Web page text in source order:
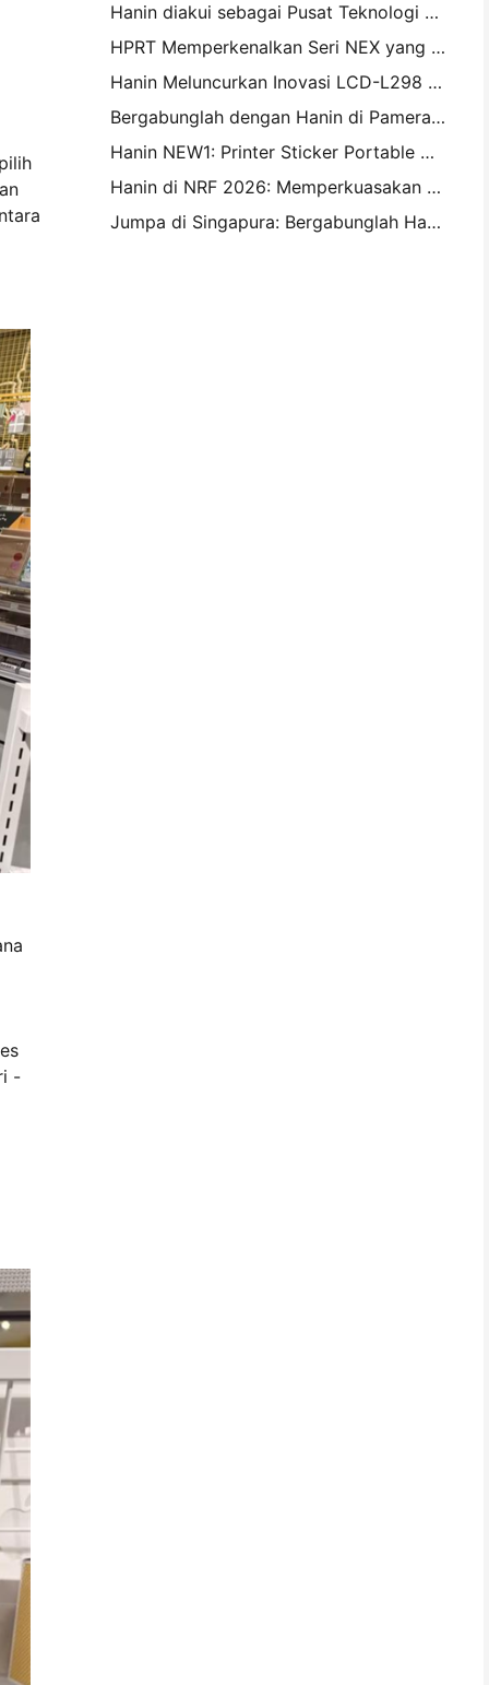
-
Hanin diakui sebagai Pusat Teknologi Perusahaan Nasional untuk Kepemimpinan Inovasi
HPRT Memperkenalkan Seri NEX yang Didorong AI untuk Ritel Cerdas di CHINASHOP 2026
Hanin Meluncurkan Inovasi LCD-L298 dan SJF untuk Percetakan 3D Industri di TCT Asia 2026
Bergabunglah dengan Hanin di Pameran Percetakan 3D TCT Asia 2026
Hanin NEW1: Printer Sticker Portable Membuat Jalannya ke Toko LOFT Jepang
Hanin di NRF 2026: Memperkuasakan Ritel dengan Solusi Percetakan Cerdas Skenario Penuh
Jumpa di Singapura: Bergabunglah Hanin di ITMA ASIA 2025 untuk menyaksikan Teknologi Percetakan Digital Terbaru